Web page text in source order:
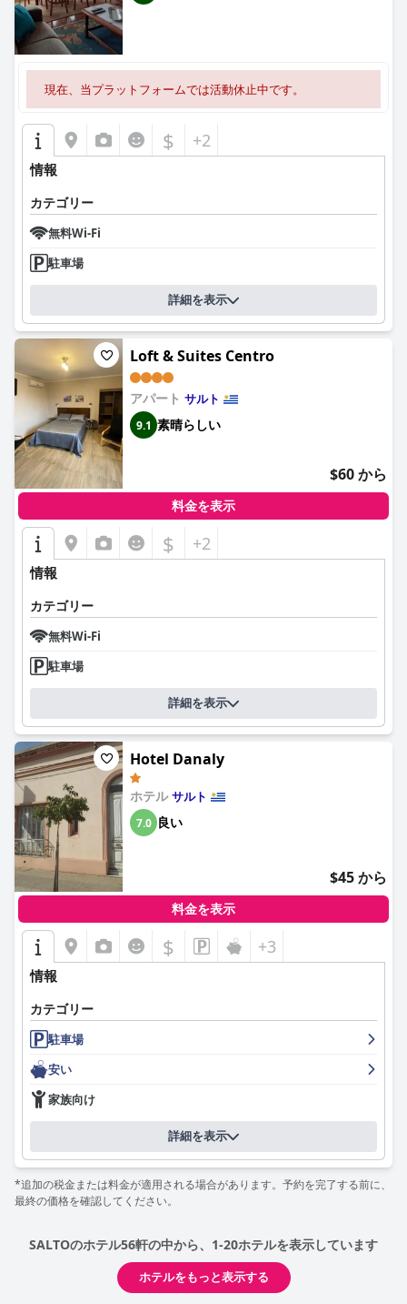
現在、当プラットフォームでは活動休止中です。
$ +2
情報
カテゴリー
無料Wi-Fi
駐車場
詳細を表示
Loft & Suites Centro
アパート サルト
9.1 素晴らしい
$60 から
料金を表示
$ +2
情報
カテゴリー
無料Wi-Fi
駐車場
詳細を表示
Hotel Danaly
ホテルサルト
7.0 良い
$45 から
料金を表示
$ +3
情報
カテゴリー
駐車場
安い
家族向け
詳細を表示
*追加の税金または料金が適用される場合があります。予約を完了する前に、
最終の価格を確認してください。
SALTOのホテル56軒の中から、1-20ホテルを表示しています
ホテルをもっと表示する